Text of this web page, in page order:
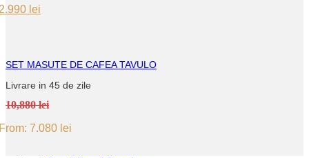
lei
SET MASUTE DE CAFEA TAVULO
Livrare in 45 de zile
10,880 lei
7.080 lei